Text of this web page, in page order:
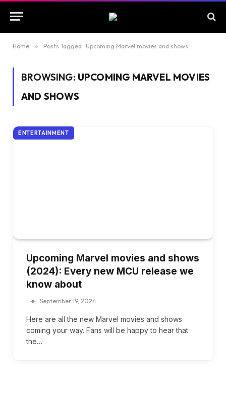
Home » Posts Tagged "Upcoming Marvel movies and shows"
BROWSING: UPCOMING MARVEL MOVIES
AND SHOWS
ENTERTAINMENT
Upcoming Marvel movies and shows
(2024): Every new MCU release we
know about
September 19, 2024
Here are all the new Marvel movies and shows
coming your way. Fans will be happy to hear that
the…